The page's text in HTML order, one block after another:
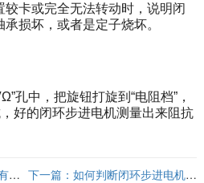
卡或完全无法转动时，说明闭
损坏，或者是定子烧坏。
孔中，把旋钮打旋到“电阻档”，
好的闭环步进电机测量出来阻抗
效 下一篇：如何判断闭环步进电机编